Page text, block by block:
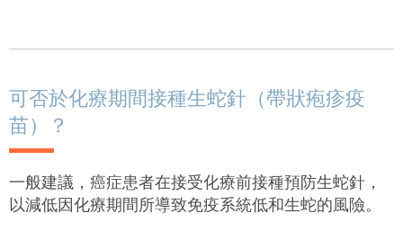
可否於化療期間接種生蛇針（帶狀疱疹疫
苗）？
一般建議，癌症患者在接受化療前接種預防生蛇針，
以減低因化療期間所導致免疫系統低和生蛇的風險。